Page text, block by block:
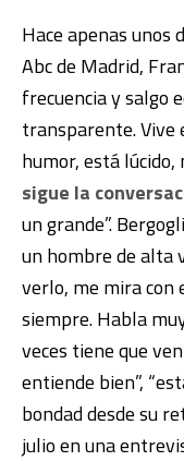
Hace apenas unos
Abc de Madrid,
frecuencia y salgo
transparente. Vive
humor, está lúcido,
sigue la
un grande”.
un hombre de alta
verlo, me mira con
siempre. Habla
veces tiene que
entiende bien”,
bondad desde su
julio en una